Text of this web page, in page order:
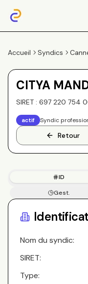
Accueil Syndics
CITYA
SIRET : 697 220 754
actif Syndic
Retour
ID
Gest.
Nom du syndic:
SIRET:
Type: